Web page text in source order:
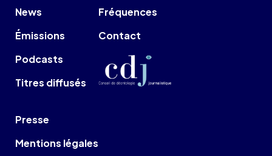
News
Émissions
Podcasts
Titres diffusés
Fréquences
Contact
Presse
Mentions légales